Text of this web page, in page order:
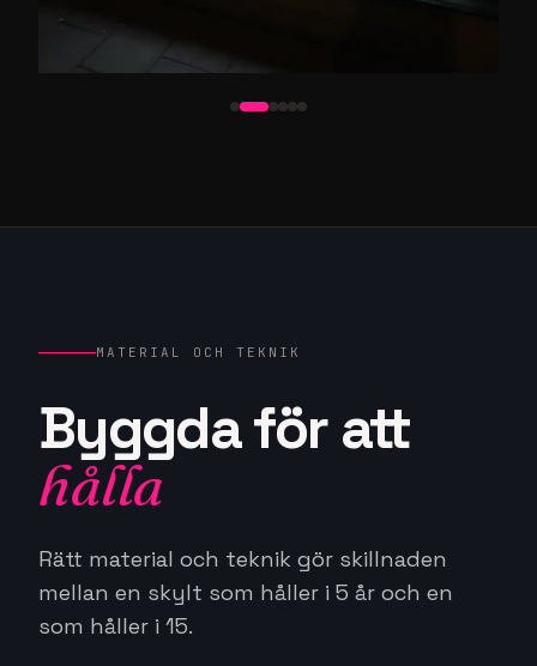
MATERIAL OCH TEKNIK
Byggda för att
hålla
Rätt material och teknik gör skillnaden
mellan en skylt som håller i 5 år och en
som håller i 15.